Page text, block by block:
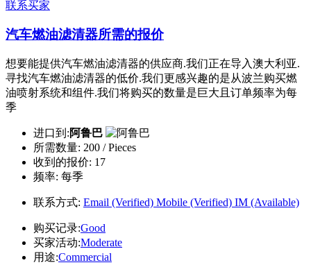
联系买家
汽车燃油滤清器所需的报价
想要能提供汽车燃油滤清器的供应商.我们正在导入澳大利亚.
寻找汽车燃油滤清器的低价.我们更感兴趣的是从波兰购买燃
油喷射系统和组件.我们将购买的数量是巨大且订单频率为每
季
进口到:阿鲁巴
所需数量: 200 / Pieces
收到的报价: 17
频率: 每季
联系方式: Email (Verified) Mobile (Verified) IM (Available)
购买记录:Good
买家活动:Moderate
用途:Commercial